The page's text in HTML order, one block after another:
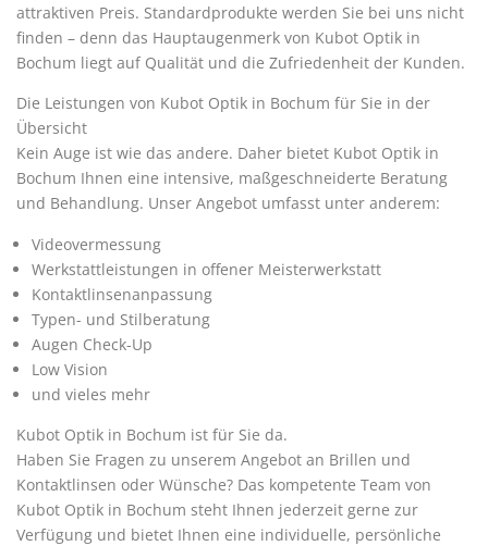
attraktiven Preis. Standardprodukte werden Sie bei uns nicht
finden – denn das Hauptaugenmerk von Kubot Optik in
Bochum liegt auf Qualität und die Zufriedenheit der Kunden.
Die Leistungen von Kubot Optik in Bochum für Sie in der
Übersicht
Kein Auge ist wie das andere. Daher bietet Kubot Optik in
Bochum Ihnen eine intensive, maßgeschneiderte Beratung
und Behandlung. Unser Angebot umfasst unter anderem:
Videovermessung
Werkstattleistungen in offener Meisterwerkstatt
Kontaktlinsenanpassung
Typen- und Stilberatung
Augen Check-Up
Low Vision
und vieles mehr
Kubot Optik in Bochum ist für Sie da.
Haben Sie Fragen zu unserem Angebot an Brillen und
Kontaktlinsen oder Wünsche? Das kompetente Team von
Kubot Optik in Bochum steht Ihnen jederzeit gerne zur
Verfügung und bietet Ihnen eine individuelle, persönliche